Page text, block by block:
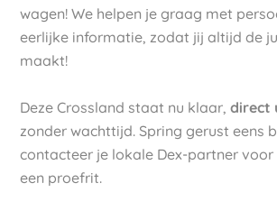
wagen! We helpen je graag met
eerlijke informatie, zodat jij altijd de
maakt!
Deze Crossland staat nu klaar,direct
zonder wachttijd. Spring gerust eens
contacteer je lokale Dex-partner
een proefrit.